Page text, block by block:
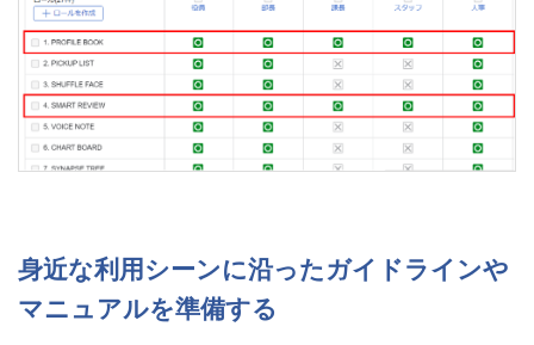
身近な利用シーンに沿ったガイドラインや
マニュアルを準備する